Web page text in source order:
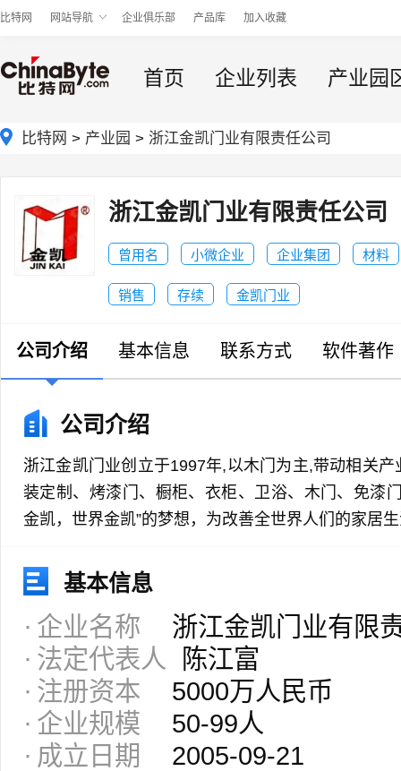
比特网 网站导航 企业俱乐部 产品库 加入收藏
首页 企业列表 产业园
比特网 > 产业园 > 浙江金凯门业有限责任公司
浙江金凯门业有限责任公司
曾用名 小微企业 企业集团 材料
销售 存续 金凯门业
公司介绍 基本信息 联系方式 软件著作
公司介绍
浙江金凯门业创立于1997年,以木门为主,带动相关
装定制、烤漆门、橱柜、衣柜、卫浴、木门、免漆
金凯，世界金凯”的梦想，为改善全世界人们的家居
基本信息
企业名称
浙江金凯门业有限
法定代表人
陈江富
注册资本
5000万人民币
企业规模
50-99人
成立日期
2005-09-21